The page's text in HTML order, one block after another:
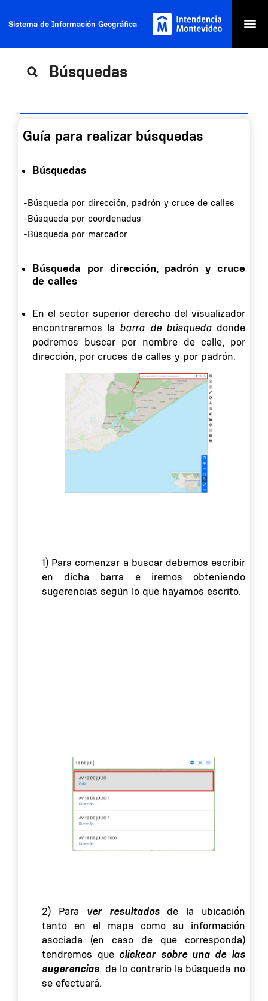
Sistema de Información Geográfica
Búsquedas
Guía para realizar búsquedas
Búsquedas
-Búsqueda por dirección, padrón y cruce de calles
-Búsqueda por coordenadas
-Búsqueda por marcador
Búsqueda por dirección, padrón y cruce
de calles
En el sector superior derecho del visualizador
encontraremos la barra de búsquedadonde
podremos buscar por nombre de calle, por
dirección, por cruces de calles y por padrón.
1) Para comenzar a buscar debemos escribir
en dicha barra e iremos obteniendo
sugerencias según lo que hayamos escrito.
2) Para ver resultadosde la ubicación
tanto en el mapa como su información
asociada (en caso de que corresponda)
tendremos que clickear sobre una de las
sugerencias, de lo contrario la búsqueda no
se efectuará.